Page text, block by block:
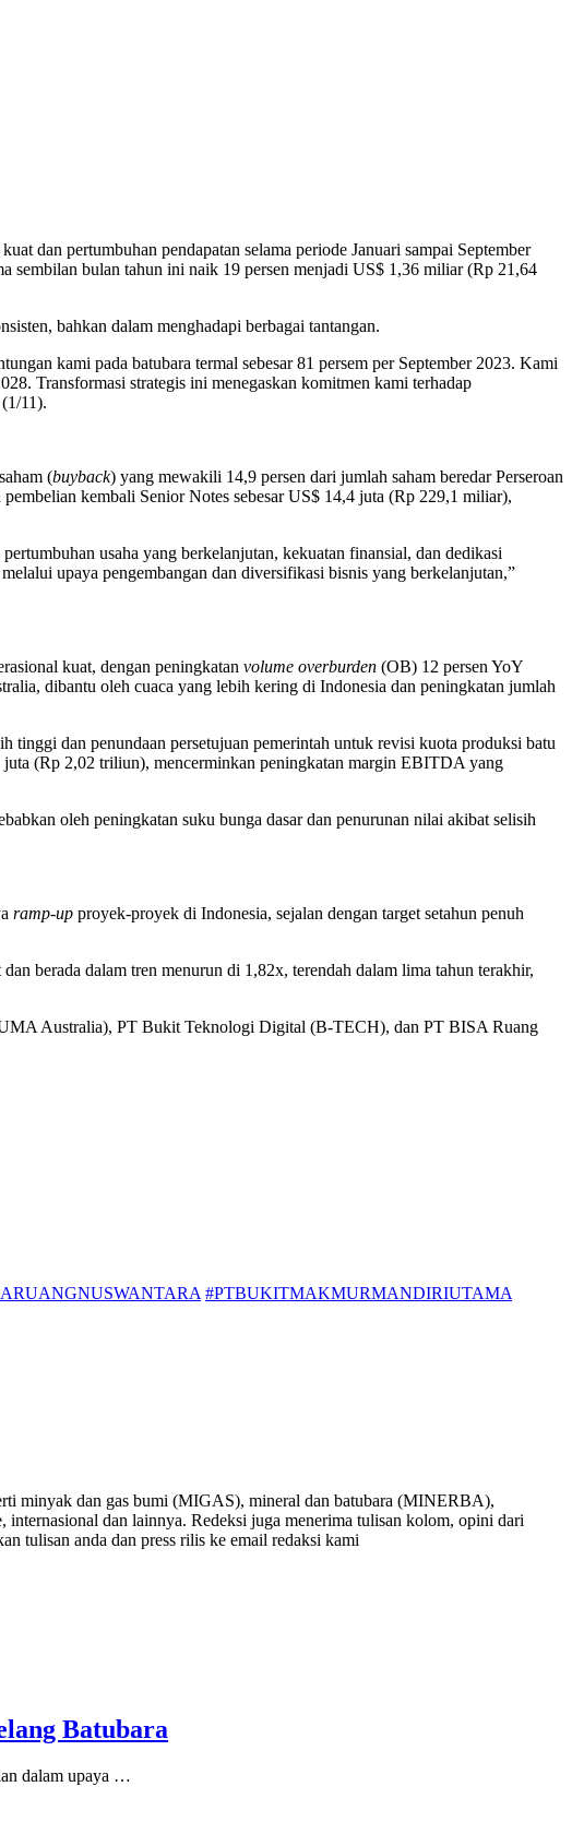
pertumbuhan pendapatan selama periode Januari sampai September
sembilan bulan tahun ini naik 19 persen menjadi US$ 1,36 miliar (Rp 21,64
bahkan dalam menghadapi berbagai tantangan.
kami pada batubara termal sebesar 81 persem per September 2023. Kami
Transformasi strategis ini menegaskan komitmen kami terhadap
11).
(buyback) yang mewakili 14,9 persen dari jumlah saham beredar Perseroan
kembali Senior Notes sebesar US$ 14,4 juta (Rp 229,1 miliar),
usaha yang berkelanjutan, kekuatan finansial, dan dedikasi
upaya pengembangan dan diversifikasi bisnis yang berkelanjutan,”
kuat, dengan peningkatan volume overburden (OB) 12 persen YoY
dibantu oleh cuaca yang lebih kering di Indonesia dan peningkatan jumlah
dan penundaan persetujuan pemerintah untuk revisi kuota produksi batu
(Rp 2,02 triliun), mencerminkan peningkatan margin EBITDA yang
oleh peningkatan suku bunga dasar dan penurunan nilai akibat selisih
ramp-up proyek-proyek di Indonesia, sejalan dengan target setahun penuh
berada dalam tren menurun di 1,82x, terendah dalam lima tahun terakhir,
Australia), PT Bukit Teknologi Digital (B-TECH), dan PT BISA Ruang
#PTBUKITMAKMURMANDIRIUTAMA
minyak dan gas bumi (MIGAS), mineral dan batubara (MINERBA),
dan lainnya. Redeksi juga menerima tulisan kolom, opini dari
tulisan anda dan press rilis ke email redaksi kami
Batubara
dalam upaya …